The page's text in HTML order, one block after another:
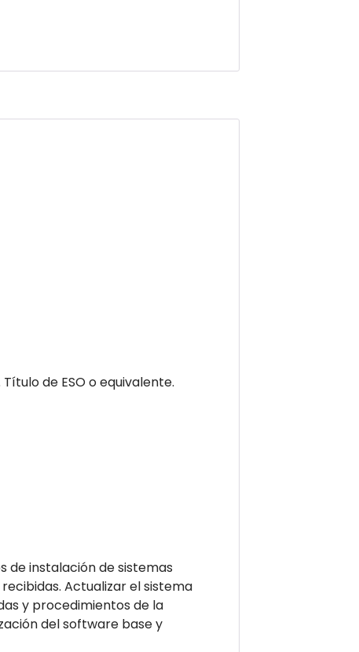
de ESO o equivalente.
de instalación de sistemas
Actualizar el sistema
y procedimientos de la
del software base y